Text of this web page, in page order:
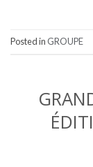
Posted in GROUPE